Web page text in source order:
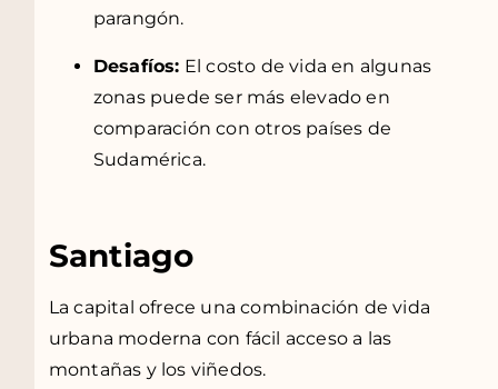
parangón.
Desafíos: El costo de vida en algunas
zonas puede ser más elevado en
comparación con otros países de
Sudamérica.
Santiago
La capital ofrece una combinación de vida
urbana moderna con fácil acceso a las
montañas y los viñedos.